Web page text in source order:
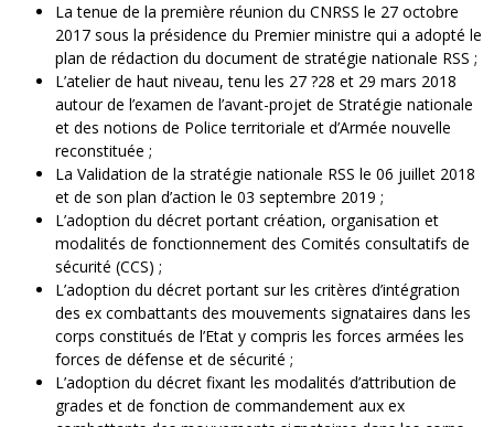
La tenue de la première réunion du CNRSS le 27 octobre
2017 sous la présidence du Premier ministre qui a adopté le
plan de rédaction du document de stratégie nationale RSS ;
L’atelier de haut niveau, tenu les 27 ?28 et 29 mars 2018
autour de l’examen de l’avant-projet de Stratégie nationale
et des notions de Police territoriale et d’Armée nouvelle
reconstituée ;
La Validation de la stratégie nationale RSS le 06 juillet 2018
et de son plan d’action le 03 septembre 2019 ;
L’adoption du décret portant création, organisation et
modalités de fonctionnement des Comités consultatifs de
sécurité (CCS) ;
L’adoption du décret portant sur les critères d’intégration
des ex combattants des mouvements signataires dans les
corps constitués de l’Etat y compris les forces armées les
forces de défense et de sécurité ;
L’adoption du décret fixant les modalités d’attribution de
grades et de fonction de commandement aux ex